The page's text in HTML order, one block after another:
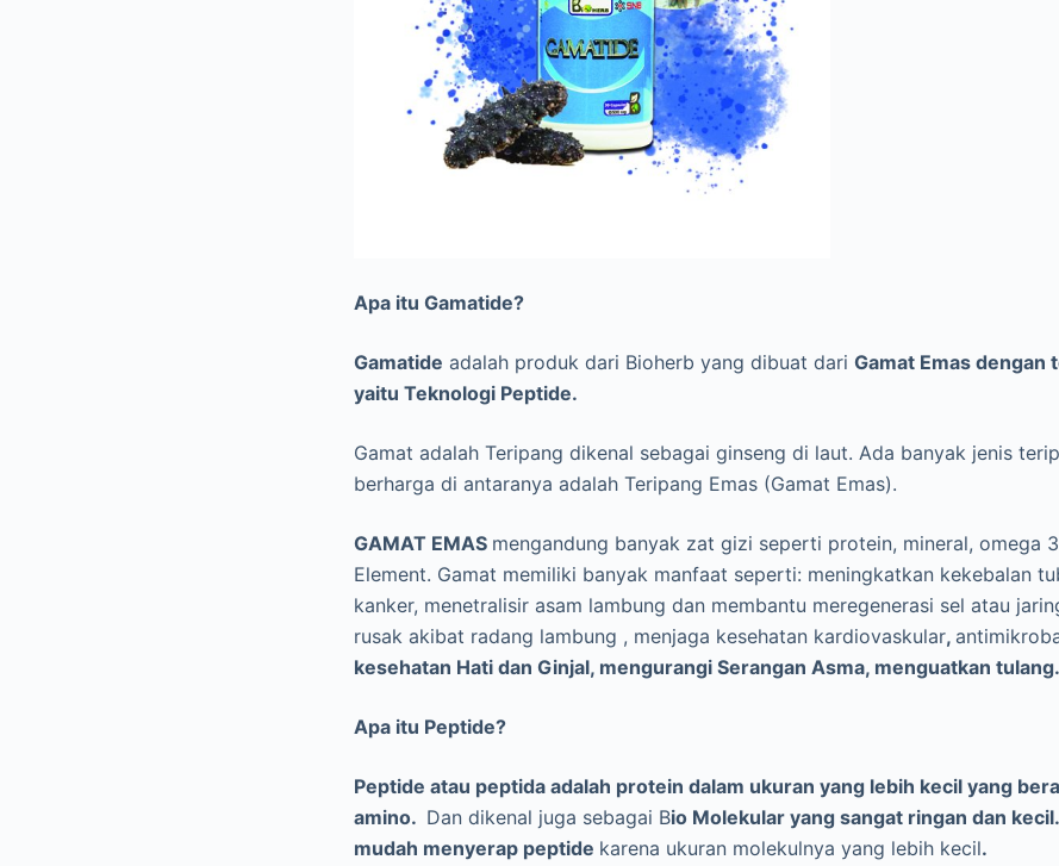
Apa itu Gamatide?
Gamatide adalah produk dari Bioherb yang dibuat dari Gamat Emas dengan
yaitu Teknologi Peptide.
Gamat adalah Teripang dikenal sebagai ginseng di laut. Ada banyak jenis
berharga di antaranya adalah Teripang Emas (Gamat Emas).
GAMAT EMAS mengandung banyak zat gizi seperti protein, mineral, omega
Element. Gamat memiliki banyak manfaat seperti: meningkatkan kekebalan
kanker, menetralisir asam lambung dan membantu meregenerasi sel atau
rusak akibat radang lambung , menjaga kesehatan kardiovaskular,
kesehatan Hati dan Ginjal, mengurangi Serangan Asma, menguatkan tulang.
Apa itu Peptide?
Peptide atau peptida adalah protein dalam ukuran yang lebih kecil yang
amino. Dan dikenal juga sebagai Bio Molekular yang sangat ringan dan
mudah menyerap peptide karena ukuran molekulnya yang lebih kecil.